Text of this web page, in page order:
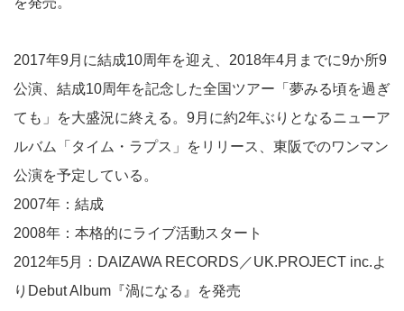
2017年9月に結成10周年を迎え、2018年4月までに9か所9
公演、結成10周年を記念した全国ツアー「夢みる頃を過ぎ
ても」を大盛況に終える。9月に約2年ぶりとなるニューア
ルバム「タイム・ラプス」をリリース、東阪でのワンマン
公演を予定している。
2007年：結成
2008年：本格的にライブ活動スタート
2012年5月：DAIZAWA RECORDS／UK.PROJECT inc.よ
りDebut Album『渦になる』を発売